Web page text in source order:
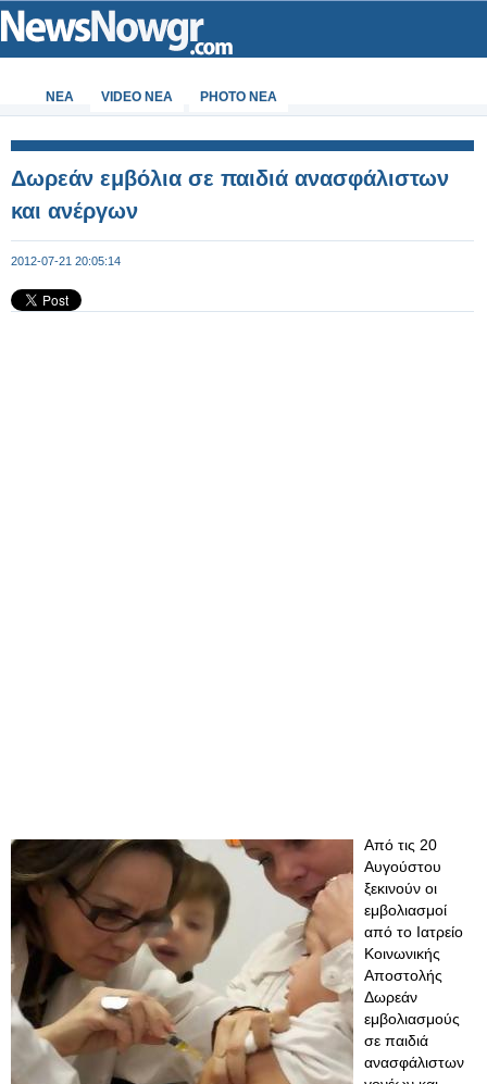
ΝΕΑ VIDEO NEA PHOTO NEA
Δωρεάν εμβόλια σε παιδιά ανασφάλιστων
και ανέργων
2012-07-21 20:05:14
Από τις 20
Αυγούστου
ξεκινούν οι
εμβολιασμοί
από το Ιατρείο
Κοινωνικής
Αποστολής
Δωρεάν
εμβολιασμούς
σε παιδιά
ανασφάλιστων